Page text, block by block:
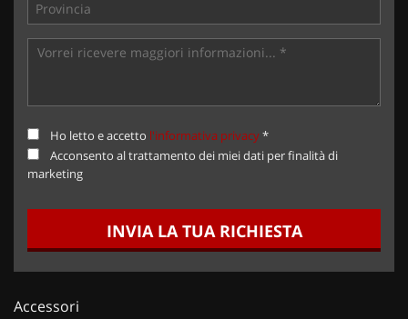
Ho letto e accetto l'informativa privacy*
Acconsento al trattamento dei miei dati per finalità di
marketing
INVIA LA TUA RICHIESTA
Accessori